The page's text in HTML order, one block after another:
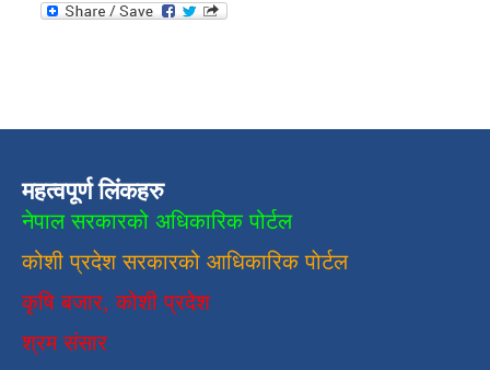
महत्वपूर्ण लिंकहरु
नेपाल सरकारको अधिकारिक पोर्टल
कोशी प्रदेश सरकारको आधिकारिकपाेर्टल
कृषि बजार, कोशी प्रदेश
श्रम संसार